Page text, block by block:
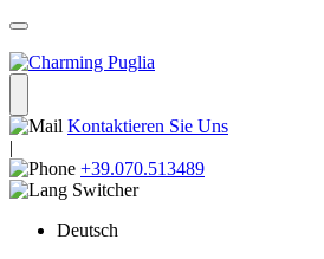
Kontaktieren Sie Uns
|
+39.070.513489
Deutsch